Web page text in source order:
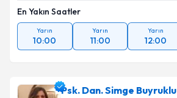
En Yakın Saatler
Yarın
10:00
Yarın
11:00
Yarın
12:00
Psk. Dan. Simge Buyruklu